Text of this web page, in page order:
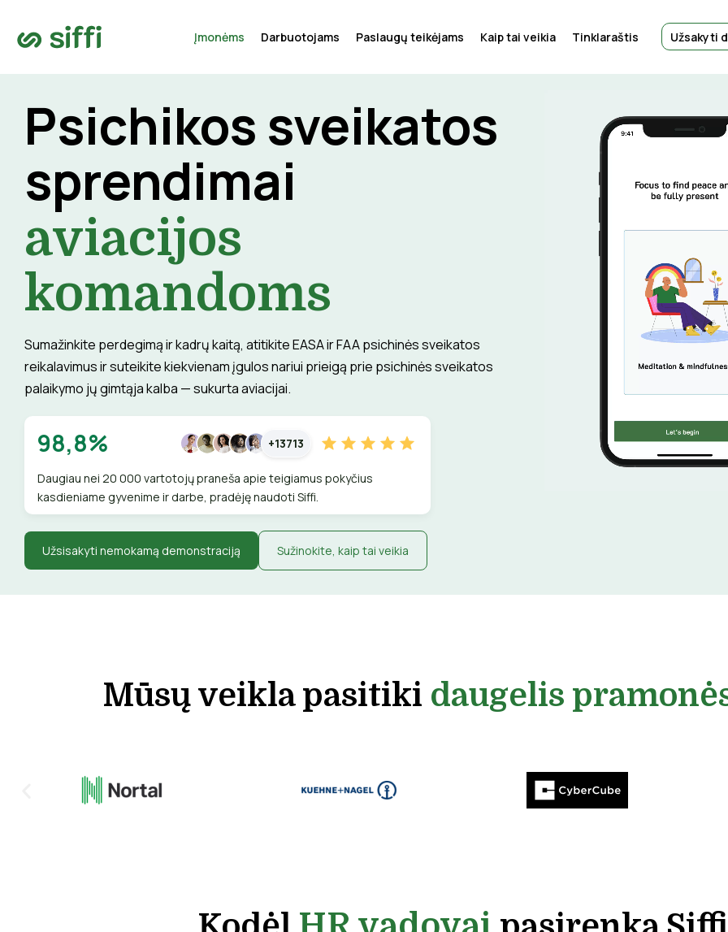
Įmonėms Darbuotojams Paslaugų teikėjams Kaip tai veikia Tinklaraštis Užsakyti
Psichikos sveikatos
sprendimai
aviacijos
komandoms
Sumažinkite perdegimą ir kadrų kaitą, atitikite EASA ir FAA psichinės sveikatos
reikalavimus ir suteikite kiekvienam įgulos nariui prieigą prie psichinės sveikatos
palaikymo jų gimtąja kalba — sukurta aviacijai.
98,8% +13713
Daugiau nei 20 000 vartotojų praneša apie teigiamus pokyčius
kasdieniame gyvenime ir darbe, pradėję naudoti Siffi.
Užsisakyti nemokamą demonstraciją Sužinokite, kaip tai veikia
Mūsų veikla pasitiki daugelis